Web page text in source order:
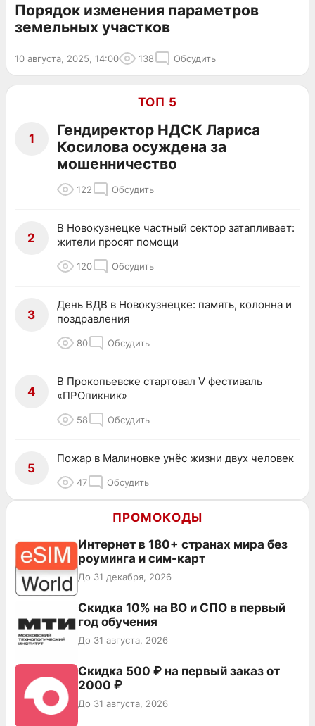
Порядок изменения параметров
земельных участков
10 августа, 2025, 14:00 138 Обсудить
ТОП 5
1
Гендиректор НДСК Лариса
Косилова осуждена за
мошенничество
122 Обсудить
2
В Новокузнецке частный сектор затапливает:
жители просят помощи
120 Обсудить
3
День ВДВ в Новокузнецке: память, колонна и
поздравления
80 Обсудить
4
В Прокопьевске стартовал V фестиваль
«ПРОпикник»
58 Обсудить
5
Пожар в Малиновке унёс жизни двух человек
47 Обсудить
ПРОМОКОДЫ
Интернет в 180+ странах мира без
роуминга и сим-карт
До 31 декабря, 2026
Скидка 10% на ВО и СПО в первый
год обучения
До 31 августа, 2026
Скидка 500 ₽ на первый заказ от
2000 ₽
До 31 августа, 2026